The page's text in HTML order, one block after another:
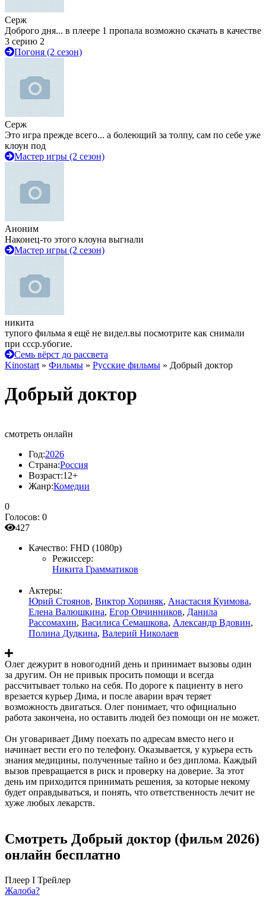
Серж
Доброго дня... в плеере 1 пропала возможно скачать в качестве
3 серию 2
Погоня (2 сезон)
Серж
Это игра прежде всего... а болеющий за толпу, сам по себе уже
клоун под
Мастер игры (2 сезон)
Аноним
Наконец-то этого клоуна выгнали
Мастер игры (2 сезон)
никита
тупого фильма я ещё не видел.вы посмотрите как снимали
при ссср.убогие.
Семь вёрст до рассвета
Kinostart » Фильмы » Русские фильмы » Добрый доктор
Добрый доктор
смотреть онлайн
Год:2026
Страна:Россия
Возраст:12+
Жанр:Комедии
0
Голосов: 0
427
Качество: FHD (1080p)
Режиссер:
Никита Грамматиков
Актеры:
Юрий Стоянов, Виктор Хориняк, Анастасия Куимова,
Елена Валюшкина, Егор Овчинников, Данила
Рассомахин, Василиса Семашкова, Александр Вдовин,
Полина Дудкина, Валерий Николаев
Олег дежурит в новогодний день и принимает вызовы один
за другим. Он не привык просить помощи и всегда
рассчитывает только на себя. По дороге к пациенту в него
врезается курьер Дима, и после аварии врач теряет
возможность двигаться. Олег понимает, что официально
работа закончена, но оставить людей без помощи он не может.
Он уговаривает Диму поехать по адресам вместо него и
начинает вести его по телефону. Оказывается, у курьера есть
знания медицины, полученные тайно и без диплома. Каждый
вызов превращается в риск и проверку на доверие. За этот
день им приходится принимать решения, за которые некому
будет оправдываться, и понять, что ответственность лечит не
хуже любых лекарств.
Смотреть Добрый доктор (фильм 2026)
онлайн бесплатно
Плеер I Трейлер
Жалоба?